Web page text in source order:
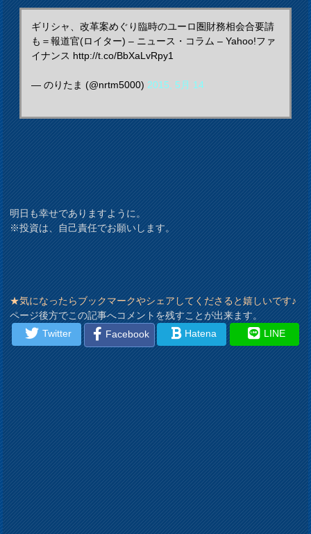
ギリシャ、改革案めぐり臨時のユーロ圏財務相会合要請
も＝報道官(ロイター) – ニュース・コラム – Yahoo!ファ
イナンス http://t.co/BbXaLvRpy1
— のりたま (@nrtm5000) 2015, 5月 14
明日も幸せでありますように。
※投資は、自己責任でお願いします。
★気になったらブックマークやシェアしてくださると嬉しいです♪
ページ後方でこの記事へコメントを残すことが出来ます。
Twitter
Facebook Hatena LINE